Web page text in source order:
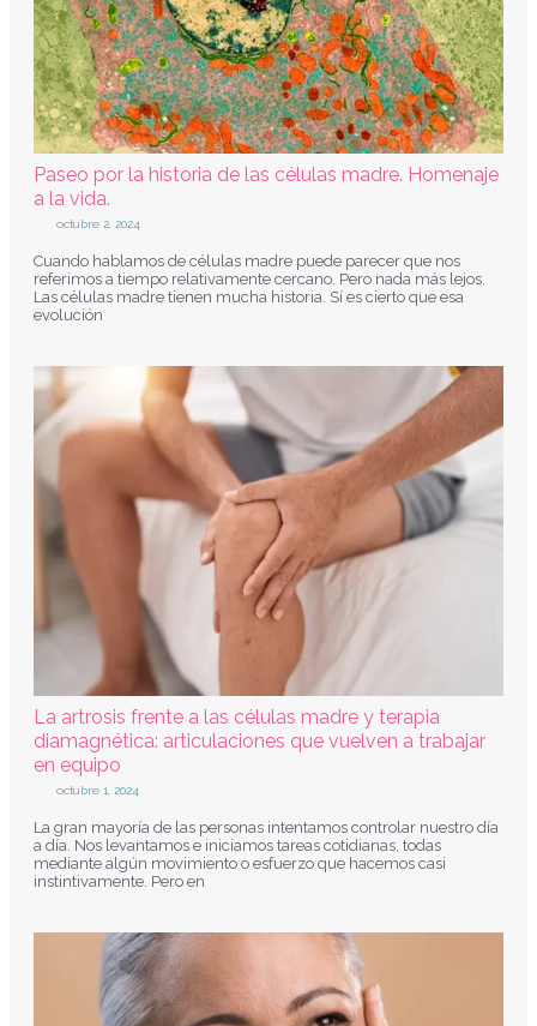
Paseo por la historia de las células madre. Homenaje
a la vida.
octubre 2, 2024
Cuando hablamos de células madre puede parecer que nos
referimos a tiempo relativamente cercano. Pero nada más lejos.
Las células madre tienen mucha historia. Sí es cierto que esa
evolución
La artrosis frente a las células madre y terapia
diamagnética: articulaciones que vuelven a trabajar
en equipo
octubre 1, 2024
La gran mayoría de las personas intentamos controlar nuestro día
a día. Nos levantamos e iniciamos tareas cotidianas, todas
mediante algún movimiento o esfuerzo que hacemos casi
instintivamente. Pero en